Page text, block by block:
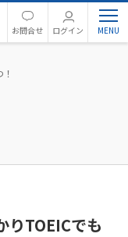
お問合せ ログイン
りTOEICでも